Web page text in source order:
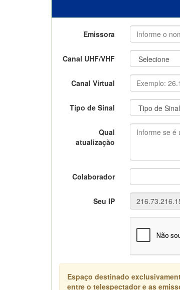
Emissora
Canal UHF/VHF
Canal Virtual
Tipo de Sinal
Qual
atualização
Colaborador
Seu IP
Espaço destinado
entre o telespectador e as